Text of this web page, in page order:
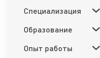
Специализация
Образование
Опыт работы